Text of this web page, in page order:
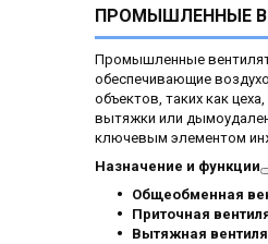
ПРОМЫШЛЕННЫЕ
Промышленные
обеспечивающие
объектов, таких как
вытяжки или
ключевым элементом
Назначение и функции
Общеобменная
Приточная
Вытяжная